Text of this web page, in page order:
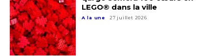
LEGO® dans la ville
A la une 27 juillet 2026